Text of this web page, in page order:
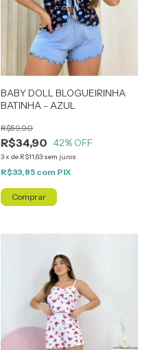
BABY DOLL BLOGUEIRINHA
BATINHA - AZUL
R$34,90
R$59,90
42% OFF
3x de R$11,63 sem juros
R$33,85 com PIX
Comprar